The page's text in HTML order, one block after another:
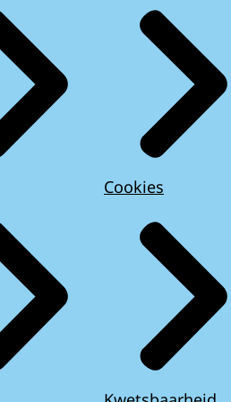
Cookies